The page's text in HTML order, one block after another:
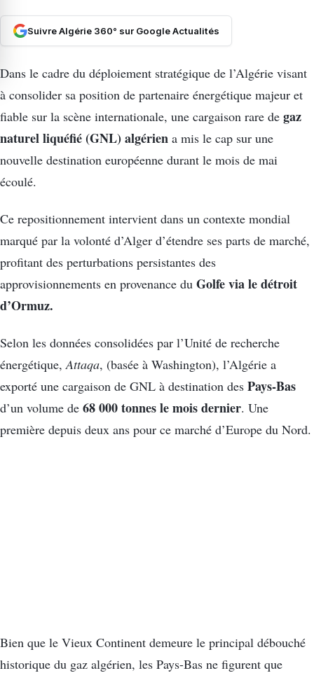
Suivre Algérie 360° sur Google Actualités
Dans le cadre du déploiement stratégique de l’Algérie visant
à consolider sa position de partenaire énergétique majeur et
fiable sur la scène internationale, une cargaison rare de gaz
naturel liquéfié(GNL) algérien a mis le cap sur une
nouvelle destination européenne durant le mois de mai
écoulé.
Ce repositionnement intervient dans un contexte mondial
marqué par la volonté d’Alger d’étendre ses parts de marché,
profitant des perturbations persistantes des
approvisionnements en provenance du Golfe via le détroit
d’Ormuz.
Selon les données consolidées par l’Unité de recherche
énergétique,Attaqa, (basée à Washington), l’Algérie a
exporté une cargaison de GNL à destination des Pays-Bas
d’un volume de 68 000 tonnes le mois dernier. Une
première depuis deux ans pour ce marché d’Europe du Nord.
Bien que le Vieux Continent demeure le principal débouché
historique du gaz algérien, les Pays-Bas ne figurent que